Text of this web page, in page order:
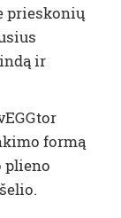
prieskonių
ir
formą
plieno